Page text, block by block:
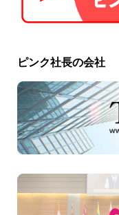
ピンク社長の会社